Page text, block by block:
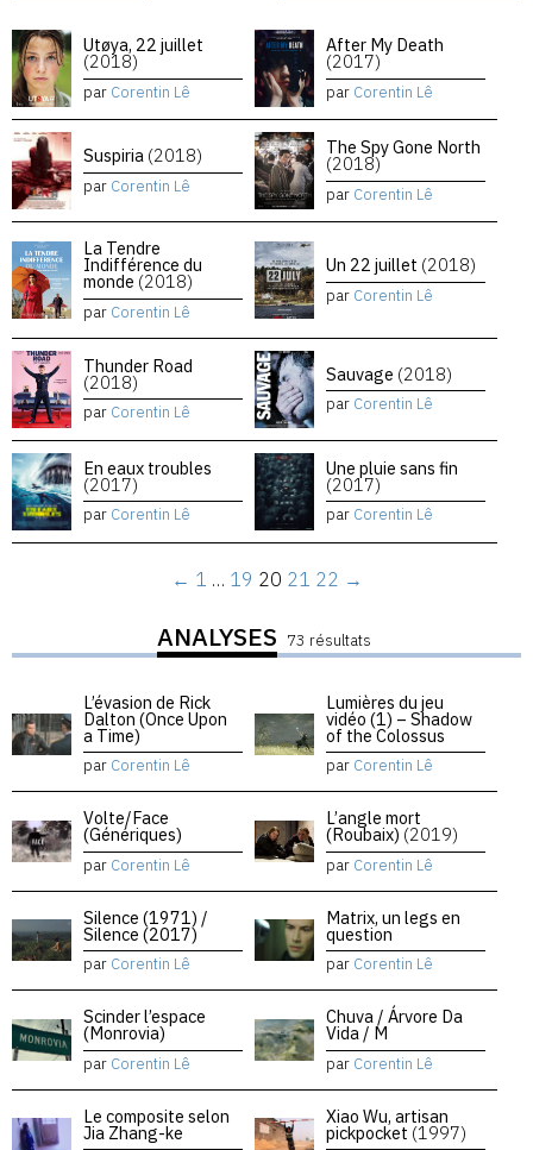
Utøya, 22 juillet
(2018)
par Corentin Lê
After My Death
(2017)
par Corentin Lê
Suspiria (2018)
par Corentin Lê
The Spy Gone North
(2018)
par Corentin Lê
La Tendre
Indifférence du
monde (2018)
par Corentin Lê
Un 22 juillet (2018)
par Corentin Lê
Thunder Road
(2018)
par Corentin Lê
Sauvage (2018)
par Corentin Lê
En eaux troubles
(2017)
par Corentin Lê
Une pluie sans fin
(2017)
par Corentin Lê
← 1 … 19 20 21 22 →
ANALYSES 73 résultats
L’évasion de Rick
Dalton (Once Upon
a Time)
par Corentin Lê
Lumières du jeu
vidéo (1) – Shadow
of the Colossus
par Corentin Lê
Volte/Face
(Génériques)
par Corentin Lê
L’angle mort
(Roubaix) (2019)
par Corentin Lê
Silence (1971) /
Silence (2017)
par Corentin Lê
Matrix, un legs en
question
par Corentin Lê
Scinder l’espace
(Monrovia)
par Corentin Lê
Chuva / Árvore Da
Vida / M
par Corentin Lê
Le composite selon
Jia Zhang-ke
Xiao Wu, artisan
pickpocket (1997)